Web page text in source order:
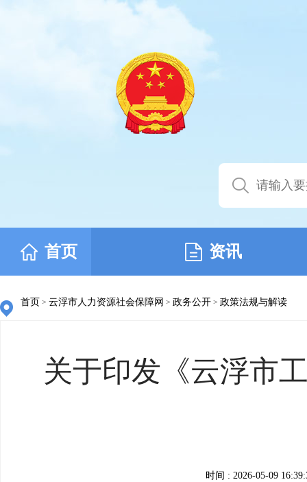
首页 资讯
首页 > 云浮市人力资源社会保障网 > 政务公开 > 政策法规与解读
关于印发《云浮市
时间 : 2026-05-09